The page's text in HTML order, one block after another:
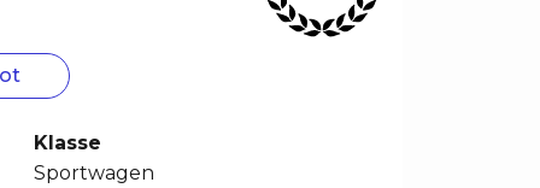
Klasse
Sportwagen